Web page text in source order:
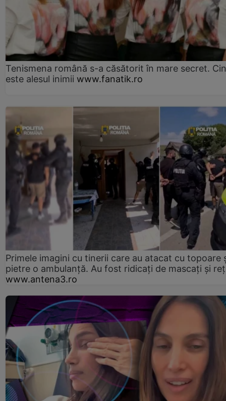
Tenismena română s-a căsătorit în mare secret.
este alesul inimii www.fanatik.ro
Primele imagini cu tinerii care au atacat cu topoare
pietre o ambulanță. Au fost ridicați de mascați și
www.antena3.ro